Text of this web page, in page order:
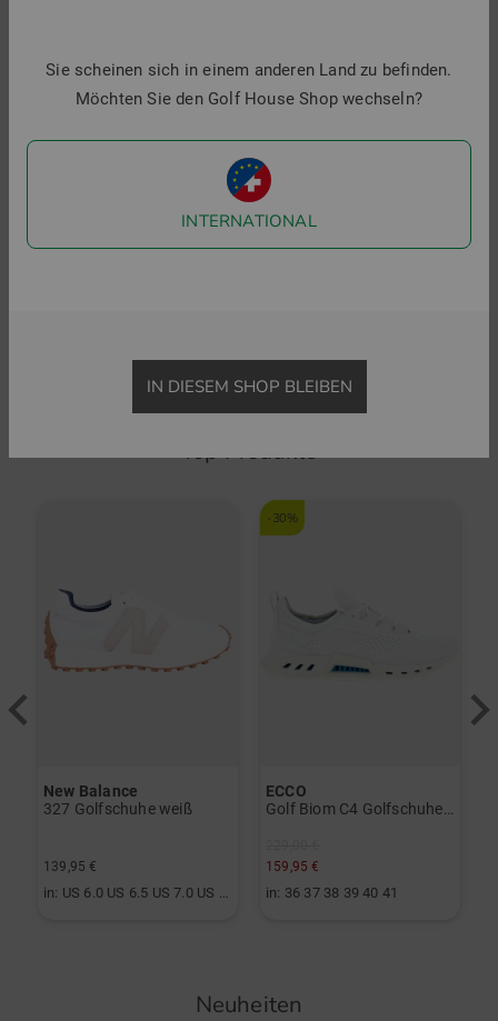
Top Produkte
New Balance
327 Golfschuhe weiß
139,95 €
in: US 6.0 US 6.5 US 7.0 US 7.5 US 8.0 US 8.5 US 9.0 US 9.5 US 10.0
-30%
ECCO
159,95 €
in: 36 37 38 39 40 41
Neuheiten
Sie scheinen sich in einem anderen Land zu befinden.
Möchten Sie den Golf House Shop wechseln?
INTERNATIONAL
IN DIESEM SHOP BLEIBEN